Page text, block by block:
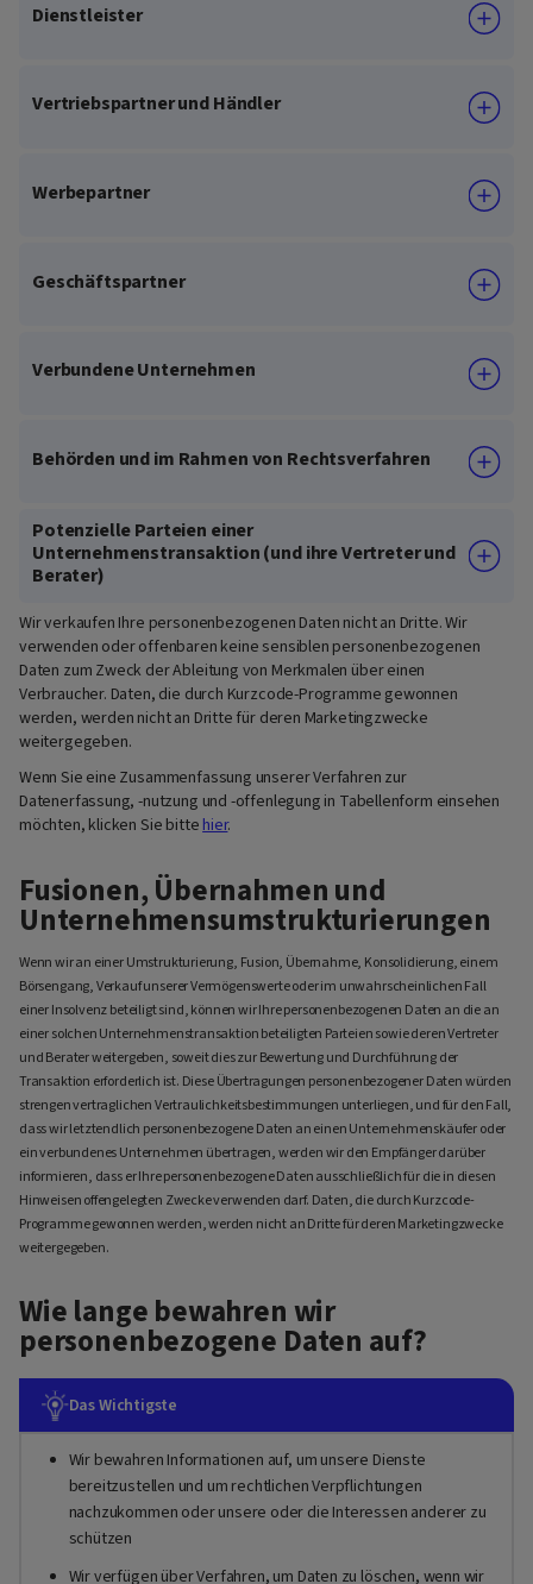
Dienstleister
Vertriebspartner und Händler
Werbepartner
Geschäftspartner
Verbundene Unternehmen
Behörden und im Rahmen von Rechtsverfahren
Potenzielle Parteien einer
Unternehmenstransaktion (und ihre Vertreter und
Berater)
Wir verkaufen Ihre personenbezogenen Daten nicht an Dritte. Wir
verwenden oder offenbaren keine sensiblen personenbezogenen
Daten zum Zweck der Ableitung von Merkmalen über einen
Verbraucher. Daten, die durch Kurzcode-Programme gewonnen
werden, werden nicht an Dritte für deren Marketingzwecke
weitergegeben.
Wenn Sie eine Zusammenfassung unserer Verfahren zur
Datenerfassung, -nutzung und -offenlegung in Tabellenform einsehen
möchten, klicken Sie bittehier.
Fusionen, Übernahmen und
Unternehmensumstrukturierungen
Wenn wir an einer Umstrukturierung, Fusion, Übernahme, Konsolidierung, einem
Börsengang, Verkauf unserer Vermögenswerte oder im unwahrscheinlichen Fall
einer Insolvenz beteiligt sind, können wir Ihre personenbezogenen Daten an die an
einer solchen Unternehmenstransaktion beteiligten Parteien sowie deren Vertreter
und Berater weitergeben, soweit dies zur Bewertung und Durchführung der
Transaktion erforderlich ist. Diese Übertragungen personenbezogener Daten würden
strengen vertraglichen Vertraulichkeitsbestimmungen unterliegen, und für den Fall,
dass wir letztendlich personenbezogene Daten an einen Unternehmenskäufer oder
ein verbundenes Unternehmen übertragen, werden wir den Empfänger darüber
informieren, dass er Ihre personenbezogene Daten ausschließlich für die in diesen
Hinweisen offengelegten Zwecke verwenden darf. Daten, die durch Kurzcode-
Programme gewonnen werden, werden nicht an Dritte für deren Marketingzwecke
weitergegeben.
Wie lange bewahren wir
personenbezogene Daten auf?
Das Wichtigste
Wir bewahren Informationen auf, um unsere Dienste
bereitzustellen und um rechtlichen Verpflichtungen
nachzukommen oder unsere oder die Interessen anderer zu
schützen
Wir verfügen über Verfahren, um Daten zu löschen, wenn wir